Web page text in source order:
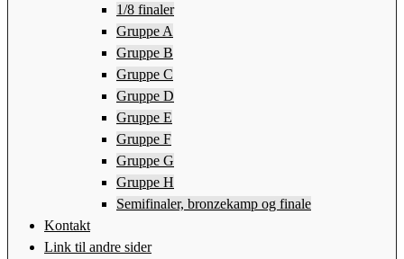
1/8 finaler
Gruppe A
Gruppe B
Gruppe C
Gruppe D
Gruppe E
Gruppe F
Gruppe G
Gruppe H
Semifinaler, bronzekamp og finale
Kontakt
Link til andre sider